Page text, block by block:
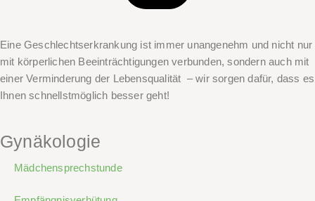
Eine Geschlechtserkrankung ist immer unangenehm und nicht nur
mit körperlichen Beeinträchtigungen verbunden, sondern auch mit
einer Verminderung der Lebensqualität – wir sorgen dafür, dass es
Ihnen schnellstmöglich besser geht!
Gynäkologie
Mädchensprechstunde